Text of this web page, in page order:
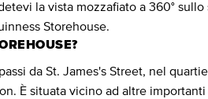
la vista mozzafiato a 360°
Storehouse.
da St. James's Street, nel
È situata vicino ad altre